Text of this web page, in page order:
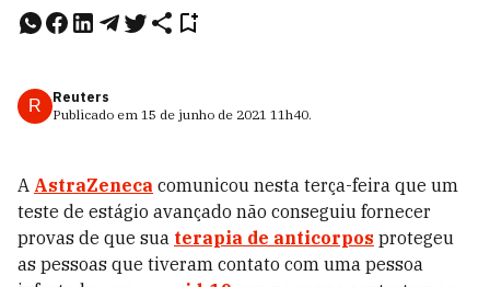
R
Reuters
Publicado em 15 de junho de 2021 11h40.
A AstraZeneca comunicou nesta terça-feira que um
teste de estágio avançado não conseguiu fornecer
provas de que sua terapia de anticorpos protegeu
as pessoas que tiveram contato com uma pessoa